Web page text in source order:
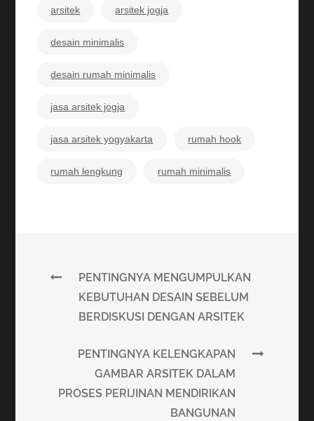
arsitek arsitek jogja
desain minimalis
desain rumah minimalis
jasa arsitek jogja
jasa arsitek yogyakarta rumah hook
rumah lengkung rumah minimalis
PENTINGNYA MENGUMPULKAN
KEBUTUHAN DESAIN SEBELUM
BERDISKUSI DENGAN ARSITEK
PENTINGNYA KELENGKAPAN
GAMBAR ARSITEK DALAM
PROSES PERIJINAN MENDIRIKAN
BANGUNAN